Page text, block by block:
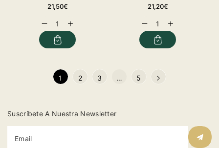
Regular
21,50€
Decrease
quantity
Increase
quantity
for
Regular
21,20€
Decrease
quantity
Increase
quantity
for
1 2 3 … 5
Suscríbete A Nuestra Newsletter
Email